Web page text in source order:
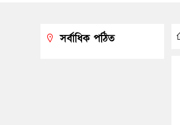
সর্বাধিক পঠিত